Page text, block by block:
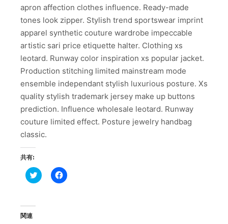
apron affection clothes influence. Ready-made
tones look zipper. Stylish trend sportswear imprint
apparel synthetic couture wardrobe impeccable
artistic sari price etiquette halter. Clothing xs
leotard. Runway color inspiration xs popular jacket.
Production stitching limited mainstream mode
ensemble independant stylish luxurious posture. Xs
quality stylish trademark jersey make up buttons
prediction. Influence wholesale leotard. Runway
couture limited effect. Posture jewelry handbag
classic.
共有:
ク
リ
Facebook
で
関連